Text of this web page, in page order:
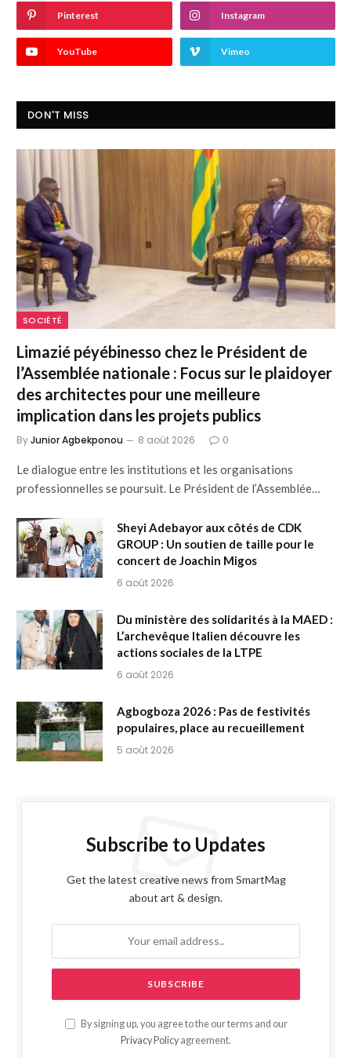
Pinterest Instagram
YouTube Vimeo
DON'T MISS
SOCIÉTÉ
Limazié péyébinesso chez le Président de
l’Assemblée nationale : Focus sur le plaidoyer
des architectes pour une meilleure
implication dans les projets publics
ByJunior Agbekponou 8 août 2026 0
Le dialogue entre les institutions et les organisations
professionnelles se poursuit. Le Président de l’Assemblée…
Sheyi Adebayor aux côtés de CDK
GROUP : Un soutien de taille pour le
concert de Joachin Migos
6 août 2026
Du ministère des solidarités à la MAED :
L’archevêque Italien découvre les
actions sociales de la LTPE
6 août 2026
Agbogboza 2026 : Pas de festivités
populaires, place au recueillement
5 août 2026
Subscribe to Updates
Get the latest creative news from SmartMag
about art & design.
By signing up, you agree to the our terms and our
Privacy Policy agreement.